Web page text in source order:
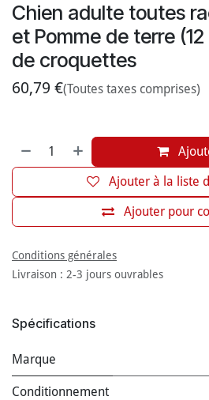
Chien adulte toutes
et Pomme de terre
de croquettes
60,79 €(Toutes taxes comprises)
Ajouter pour
Ajouter à la liste
Conditions générales
Livraison : 2-3 jours ouvrables
Spécifications
Marque
Conditionnement